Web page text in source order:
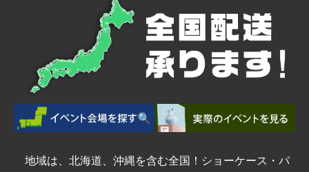
地域は、北海道、沖縄を含む全国！ショーケース・パ